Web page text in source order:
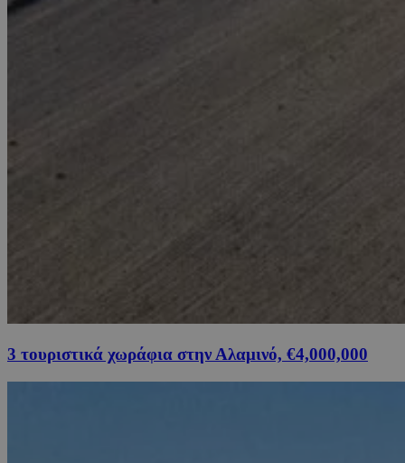
3 τουριστικά χωράφια στην Αλαμινό, €4,000,000